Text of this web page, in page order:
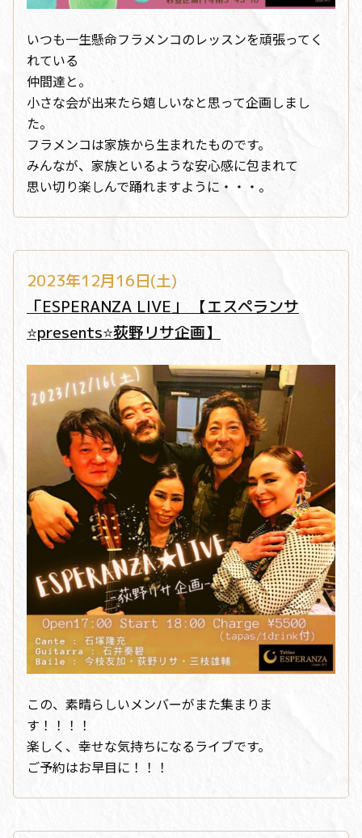
いつも一生懸命フラメンコのレッスンを頑張ってく
れている
仲間達と。
小さな会が出来たら嬉しいなと思って企画しまし
た。
フラメンコは家族から生まれたものです。
みんなが、家族といるような安心感に包まれて
思い切り楽しんで踊れますように・・・。
2023年12月16日(土)
「ESPERANZA LIVE」 【エスペランサ
⭐️presents⭐️荻野リサ企画】
この、素晴らしいメンバーがまた集まりま
す！！！！
楽しく、幸せな気持ちになるライブです。
ご予約はお早目に！！！